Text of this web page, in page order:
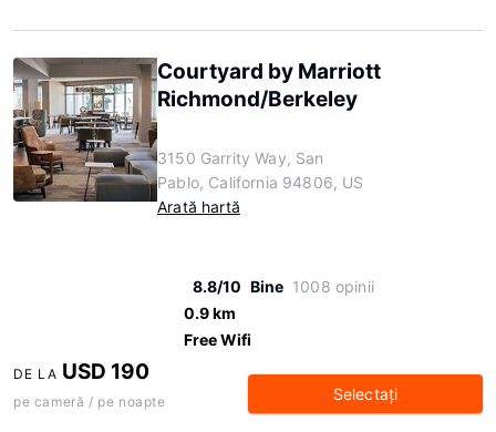
Courtyard by Marriott
Richmond/Berkeley
3150 Garrity Way, San
Pablo, California 94806, US
Arată hartă
8.8/10 Bine 1008 opinii
0.9 km
Free Wifi
DE LA USD 190
pe cameră / pe noapte Selectaţi